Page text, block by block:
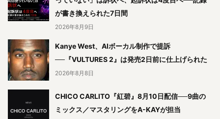
が書き換えられた7日間
2026年8月9日
Kanye West、AIボーカル制作で提訴
──『VULTURES 2』は発売2日前に仕上げられた
2026年8月8日
CHICO CARLITO『紅碧』8月10日配信──9曲の
ミックス／マスタリングをA-KAYが担当